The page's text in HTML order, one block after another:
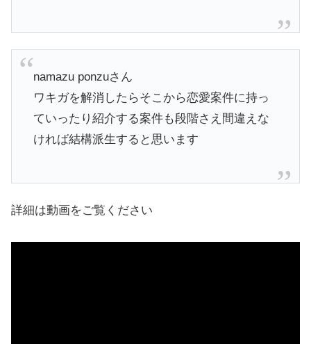
namazu ponzuさん
​ワキガを解消したらそこから恋愛案件に持っ
ていったり紹介する案件も段階さえ間違えな
ければ結構派生すると思います
詳細は動画をご覧ください